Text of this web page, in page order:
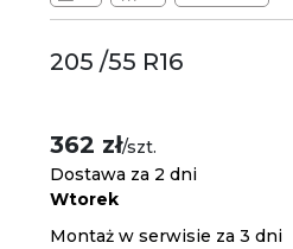
205 /55 R16
362 zł/szt.
Dostawa za 2 dni
Wtorek
Montaż w serwisie za 3 dni